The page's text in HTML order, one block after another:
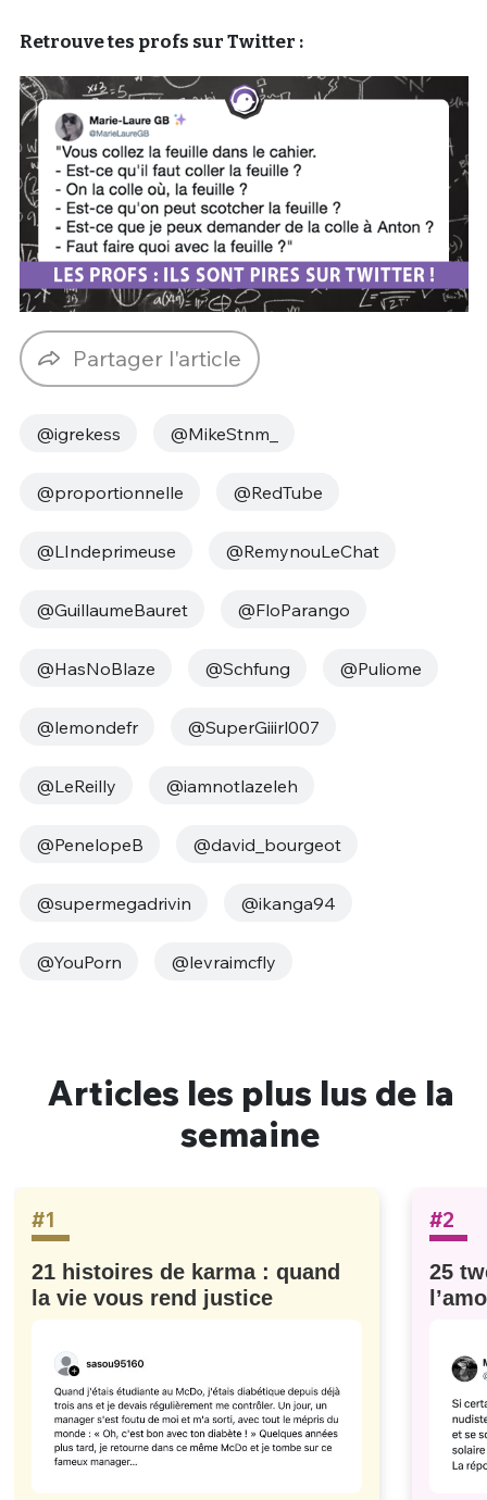
Retrouve tes profs sur Twitter :
Partager l'article
@igrekess @MikeStnm_
@proportionnelle @RedTube
@LIndeprimeuse @RemynouLeChat
@GuillaumeBauret @FloParango
@HasNoBlaze @Schfung @Puliome
@lemondefr @SuperGiiirl007
@LeReilly @iamnotlazeleh
@PenelopeB @david_bourgeot
@supermegadrivin @ikanga94
@YouPorn @levraimcfly
Articles les plus lus de la
semaine
#1
21 histoires de karma : quand
la vie vous rend justice
#2
25